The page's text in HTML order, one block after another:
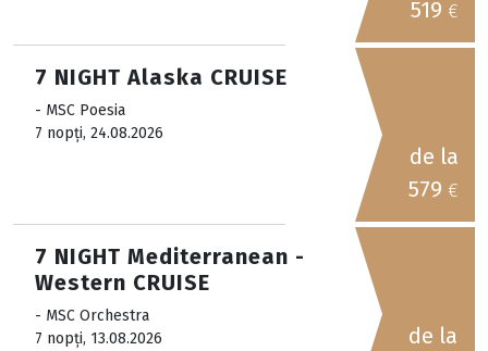
519 €
7 NIGHT Alaska CRUISE
- MSC Poesia
7 nopți, 24.08.2026
de la
579 €
7 NIGHT Mediterranean -
Western CRUISE
- MSC Orchestra
7 nopți, 13.08.2026
de la